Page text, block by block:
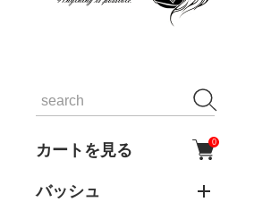
カートを見る 0
バッシュ